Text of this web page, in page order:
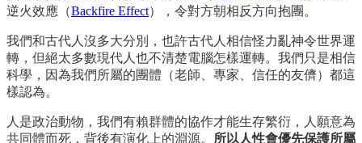
逆火效應（Backfire Effect），令對方朝相反方向抱團。
我們和古代人沒多大分別，也許古代人相信怪力亂神令世界運
轉，但絕太多數現代人也不清楚電腦怎樣運轉。我們只是相信
科學，因為我們所屬的團體（老師、專家、信任的友儕）都這
樣認為。
人是政治動物，我們有賴群體的協作才能生存繁衍，人願意為
共同體而死，背後有演化上的淵源。
所以人性會優先保護所屬